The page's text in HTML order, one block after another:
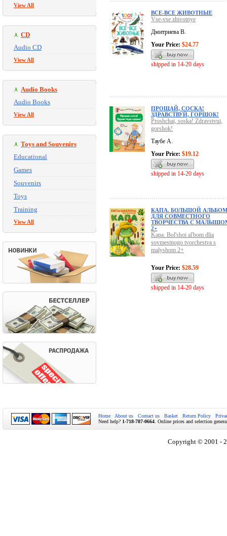
View All
CD
Audio CD
View All
Audio Books
Audio Books
View All
Toys and Souvenirs
Educational
Games
Souvenirs
Toys
Training
View All
ВСЕ-ВСЕ ЖИВОТНЫЕ
Vse-vse zhivotnye
Дмитриева В.
Your Price: $24.77
shipped in 14-20 days
ПРОЩАЙ, СОСКА!
ЗДРАВСТВУЙ, ГОРШОК!
Proshchai, soska! Zdravstvui,
gorshok!
Таубе А.
Your Price: $19.12
shipped in 14-20 days
КАПА. БОЛЬШОЙ АЛЬБОМ
ДЛЯ СОВМЕСТНОГО
ТВОРЧЕСТВА С
2+
Kapa. Bol'shoi al'bom dlia
sovmestnogo tvorchestva s
malyshom 2+
Your Price: $28.59
shipped in 14-20 days
Home About us Contact us Basket Return Policy
Need help? 1-718-787-0664 . Online prices and selection
Copyright © 2001 -